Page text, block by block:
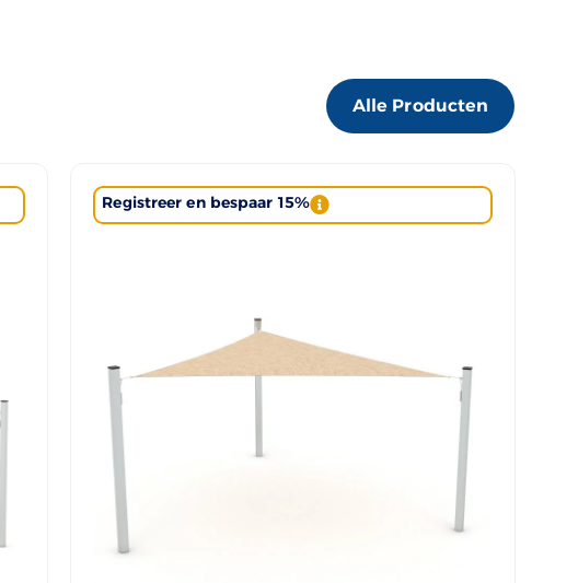
Alle Producten
Registreer en bespaar 15%